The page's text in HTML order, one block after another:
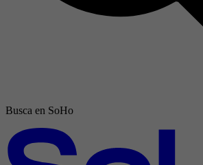
Busca en SoHo